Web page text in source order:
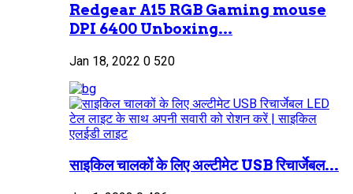
Redgear A15 RGB Gaming mouse
DPI 6400 Unboxing...
Jan 18, 2022 0 520
साइकिल चालकों के लिए अल्टीमेट USB रिचार्जेबल...